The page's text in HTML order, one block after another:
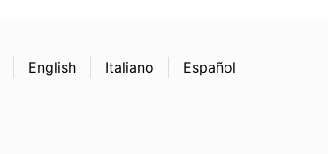
English Italiano Español